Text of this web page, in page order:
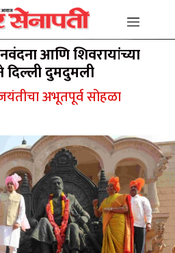
आणि शिवरायांच्या
दिल्ली दुमदुमली
अभूतपूर्व सोहळा